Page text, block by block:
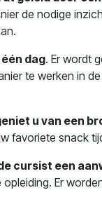
de nodige
dag. Er wordt
te werken in
u van een
favoriete snack
cursist een
Er